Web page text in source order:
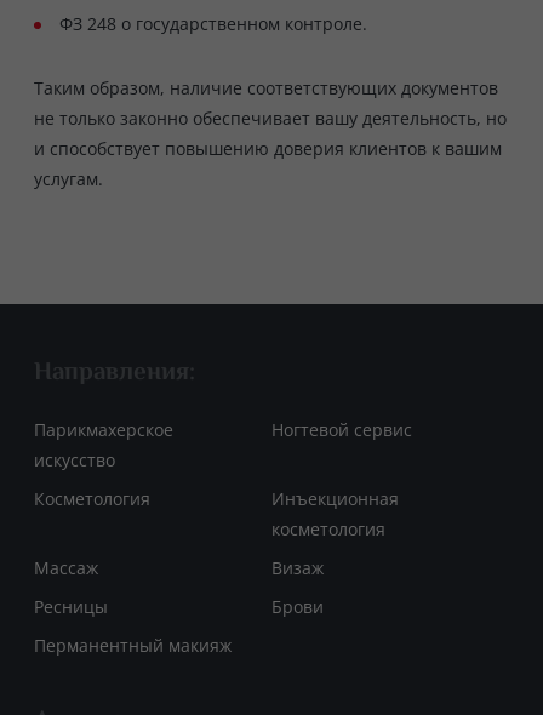
ФЗ 248 о государственном контроле.
Таким образом, наличие соответствующих документов
не только законно обеспечивает вашу деятельность, но
и способствует повышению доверия клиентов к вашим
услугам.
Направления:
Парикмахерское
искусство
Ногтевой сервис
Косметология
Инъекционная
косметология
Массаж
Визаж
Ресницы
Брови
Перманентный макияж